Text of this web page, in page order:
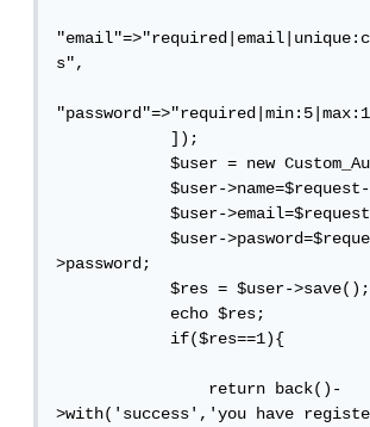
s",
            ]);
            $user = new Custom_Auth();
            $user->name=$request->name;
            $user->email=$request->email;
            $user->pasword=$request-
>password;
            $res = $user->save();
            echo $res;
            if($res==1){
                return back()-
>with('success','you have